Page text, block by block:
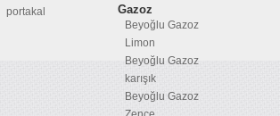
portakal
Gazoz
Beyoğlu Gazoz
Limon
Beyoğlu Gazoz
karışık
Beyoğlu Gazoz